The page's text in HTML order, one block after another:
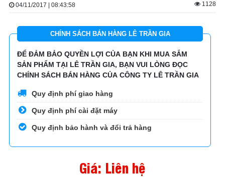
04/11/2017 | 08:43:58 1128
CHÍNH SÁCH BÁN HÀNG LÊ TRẦN GIA
ĐỂ ĐẢM BẢO QUYỀN LỢI CỦA BẠN KHI MUA SẮM
SẢN PHẨM TẠI LÊ TRẦN GIA, BẠN VUI LÒNG ĐỌC
CHÍNH SÁCH BÁN HÀNG CỦA CÔNG TY LÊ TRẦN GIA
Quy định phí giao hàng
Quy định phí cài đặt máy
Quy định bảo hành và đổi trả hàng
Giá: Liên hệ